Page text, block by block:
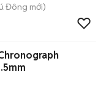
Đông mới)